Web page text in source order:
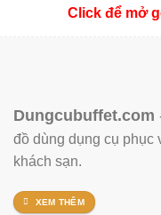
Click để mở
Dungcubuffet.com
đồ dùng dụng cụ phục
khách sạn.
XEM THÊM